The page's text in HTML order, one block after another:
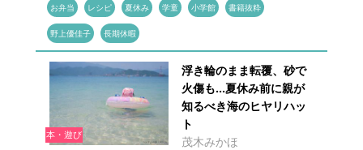
お弁当 レシピ 夏休み 学童 小学館 書籍抜粋
野上優佳子 長期休暇
本・遊び
浮き輪のまま転覆、砂で
火傷も...夏休み前に親が
知るべき海のヒヤリハッ
ト
茂木みかほ